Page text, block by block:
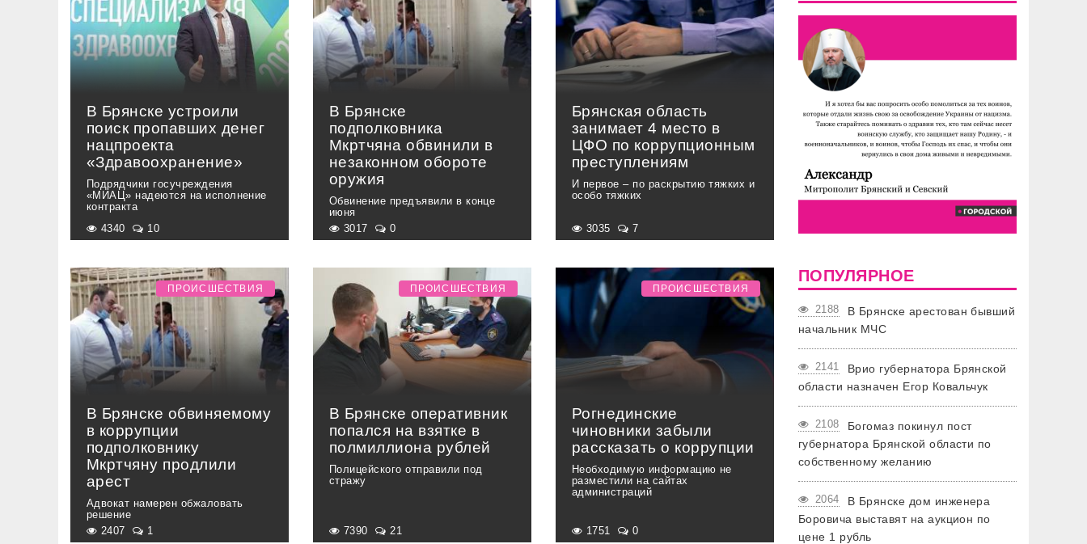
В Брянске устроили
поиск пропавших денег
нацпроекта
«Здравоохранение»
Подрядчики госучреждения
«МИАЦ» надеются на исполнение
контракта
4340 10
В Брянске
подполковника
Мкртчяна обвинили в
незаконном обороте
оружия
Обвинение предъявили в конце
июня
3017 0
Брянская область
занимает 4 место в
ЦФО по коррупционным
преступлениям
И первое – по раскрытию тяжких и
особо тяжких
3035 7
В Брянске обвиняемому
в коррупции
подполковнику
Мкртчяну продлили
арест
Адвокат намерен обжаловать
решение
ПРОИСШЕСТВИЯ
2407 1
В Брянске оперативник
попался на взятке в
полмиллиона рублей
Полицейского отправили под
стражу
ПРОИСШЕСТВИЯ
7390 21
Рогнединские
чиновники забыли
рассказать о коррупции
Необходимую информацию не
разместили на сайтах
администраций
ПРОИСШЕСТВИЯ
1751 0
ПОПУЛЯРНОЕ
2188
В Брянске арестован бывший
начальник МЧС
2141
Врио губернатора Брянской
области назначен Егор Ковальчук
2108
Богомаз покинул пост
губернатора Брянской области по
собственному желанию
2064
В Брянске дом инженера
Боровича выставят на аукцион по
цене 1 рубль